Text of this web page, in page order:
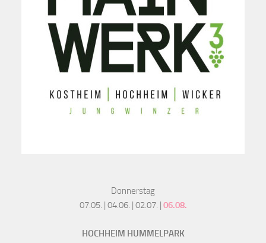
Donnerstag
07.05. | 04.06. | 02.07. | 06.08.
HOCHHEIM HUMMELPARK